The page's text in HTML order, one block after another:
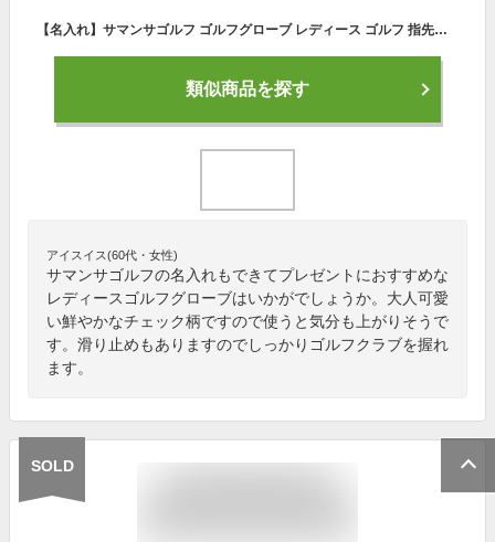
【名入れ】サマンサゴルフ ゴルフグローブ レディース ゴルフ 指先カット ネイル 両手用 グローブ 手袋 サマンサタバサ Samantha Thavasa UNDER25 & NO.7 かわいい おしゃれ ゴルフウェア オールシーズン 新品 ブランド プレゼント ギフト
類似商品を探す
アイスイス(60代・女性)
サマンサゴルフの名入れもできてプレゼントにおすすめな
レディースゴルフグローブはいかがでしょうか。大人可愛
い鮮やかなチェック柄ですので使うと気分も上がりそうで
す。滑り止めもありますのでしっかりゴルフクラブを握れ
ます。
SOLD